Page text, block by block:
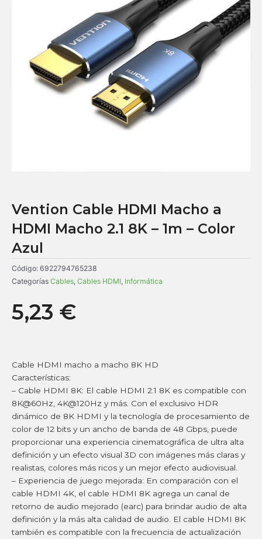
Vention Cable HDMI Macho a
HDMI Macho 2.1 8K – 1m – Color
Azul
Código: 6922794765238
Categorías Cables, Cables HDMI, Informática
5,23 €
Cable HDMI macho a macho 8K HD
Características:
– Cable HDMI 8K: El cable HDMI 2.1 8K es compatible con
8K@60Hz, 4K@120Hz y más. Con el exclusivo HDR
dinámico de 8K HDMI y la tecnología de procesamiento de
color de 12 bits y un ancho de banda de 48 Gbps, puede
proporcionar una experiencia cinematográfica de ultra alta
definición y un efecto visual 3D con imágenes más claras y
realistas, colores más ricos y un mejor efecto audiovisual.
– Experiencia de juego mejorada: En comparación con el
cable HDMI 4K, el cable HDMI 8K agrega un canal de
retorno de audio mejorado (earc) para brindar audio de alta
definición y la más alta calidad de audio. El cable HDMI 8K
también es compatible con la frecuencia de actualización